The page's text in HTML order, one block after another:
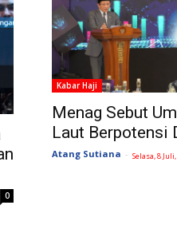
0
Kabar Haji
Menag Sebut
Laut Berpotensi
Atang Sutiana - Selasa, 8